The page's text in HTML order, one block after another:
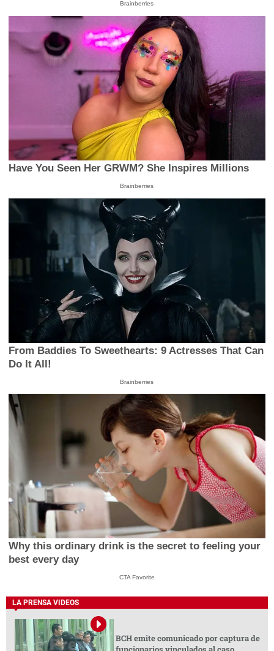
Brainberries
Have You Seen Her GRWM? She Inspires Millions
Brainberries
From Baddies To Sweethearts: 9 Actresses That Can
Do It All!
Brainberries
Why this ordinary drink is the secret to feeling your
best every day
CTA Favorite
LA PRENSA VIDEOS
BCH emite comunicado por captura de